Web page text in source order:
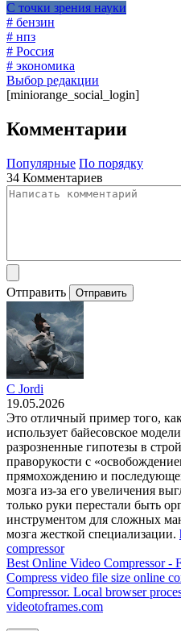
С точки зрения науки
# бензин
# нпз
# Россия
# экономика
Выбор редакции
[miniorange_social_login]
Комментарии
Популярные По порядку
34 Комментариев
Отправить Отправить
C Jordi
19.05.2026
Это отличный пример того,
использует байесовское
разрозненные гипотезы в
праворукости с
прямохождению и
мозга из-за его увеличения
только руки перестали быть
инструментом для сложных
мозга жесткой специализации.
compressor
Best Online Video Compressor -
Compress video file size online
Compressor. Local browser
videotoframes.com